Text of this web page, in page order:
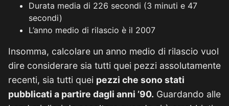
Durata media di 226 secondi (3 minuti e 47
secondi)
L’anno medio di rilascio è il 2007
Insomma, calcolare un anno medio di rilascio vuol
dire considerare sia tutti quei pezzi assolutamente
recenti, sia tutti quei pezzi che sono stati
pubblicati a partire dagli anni ’90. Guardando alle